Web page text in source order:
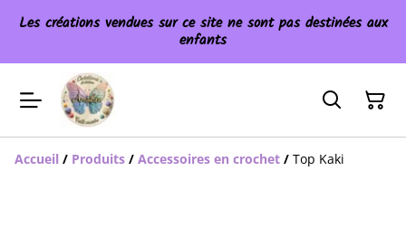
Les créations vendues sur ce site ne sont pas destinées aux
enfants
Accueil / Produits / Accessoires en crochet / Top Kaki